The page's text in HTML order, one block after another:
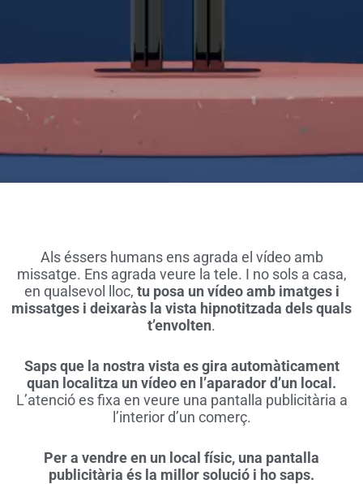
Als éssers humans ens agrada el vídeo amb
missatge. Ens agrada veure la tele. I no sols a casa,
en qualsevol lloc, tu posa un vídeo amb imatges i
missatges i deixaràs la vista hipnotitzada dels quals
t’envolten.
Saps que la nostra vista es gira automàticament
quan localitza un vídeo en l’aparador d’un local.
L’atenció es fixa en veure una pantalla publicitària a
l’interior d’un comerç.
Per a vendre en un local físic, una pantalla
publicitària és la millor solució i ho saps.